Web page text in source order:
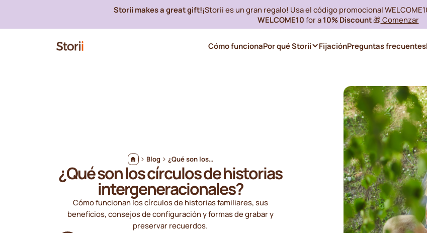
Storii makes a great gift!¡Storii es un gran regalo! Usa el código promocional
WELCOME10 for a10% Discount🎁 Comenzar
Cómo funcionaPor qué Storii FijaciónPreguntas frecuentes
Blog ¿Qué son los círculos de historias intergeneracionales?
¿Qué son los círculos de historias
intergeneracionales?
Cómo funcionan los círculos de historias familiares, sus
beneficios, consejos de configuración y formas de grabar y
preservar recuerdos.